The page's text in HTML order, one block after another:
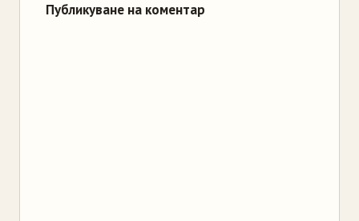
Публикуване на коментар